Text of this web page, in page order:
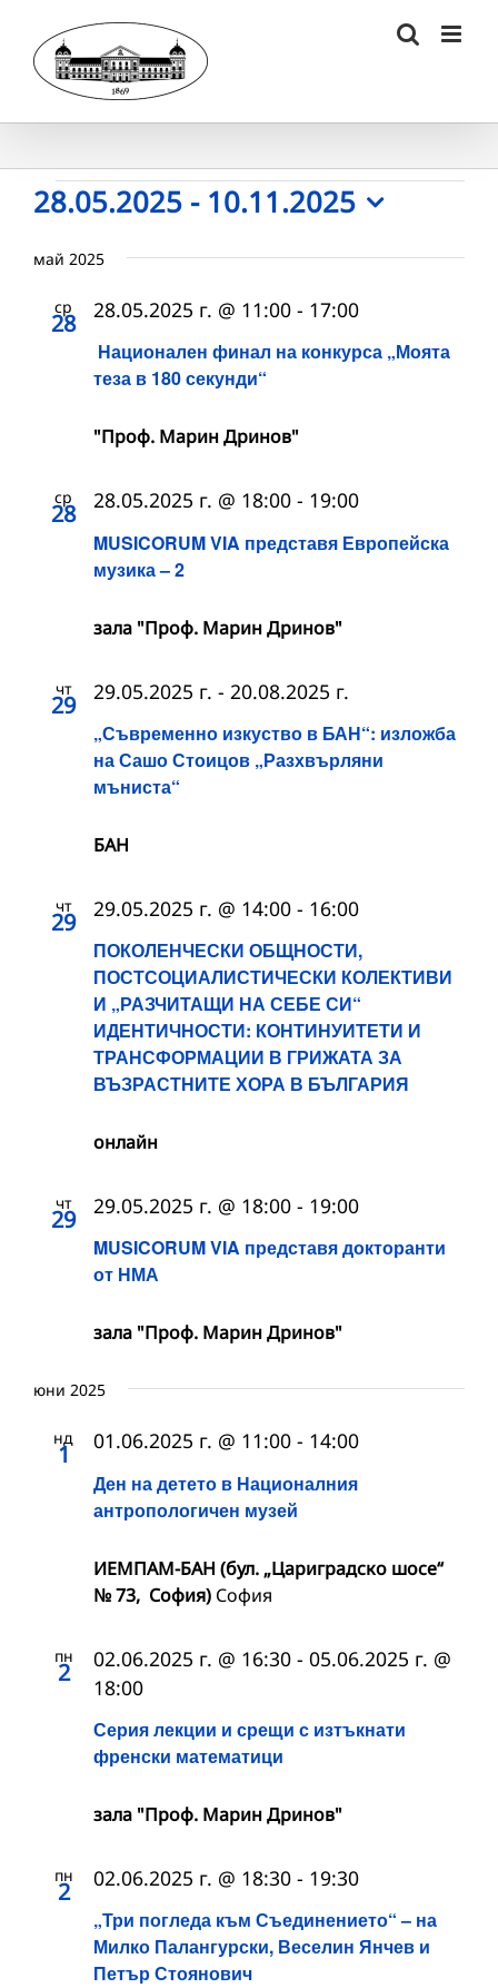
content
Събития
28.05.2025 - 10.11.2025
date.
май 2025
ср
28
Национален финал на конкурса „Моята
теза в 180 секунди“
28.05.2025 г. @ 11:00 - 17:00
"Проф. Марин Дринов"
ср
28
MUSICORUM VIA представя Европейска
музика – 2
28.05.2025 г. @ 18:00 - 19:00
зала "Проф. Марин Дринов"
чт
29
„Съвременно изкуство в БАН“: изложба
на Сашо Стоицов „Разхвърляни
мъниста“
29.05.2025 г. - 20.08.2025 г.
БАН
чт
29
ПОКОЛЕНЧЕСКИ ОБЩНОСТИ,
ПОСТСОЦИАЛИСТИЧЕСКИ КОЛЕКТИВИ
И „РАЗЧИТАЩИ НА СЕБЕ СИ“
ИДЕНТИЧНОСТИ: КОНТИНУИТЕТИ И
ТРАНСФОРМАЦИИ В ГРИЖАТА ЗА
ВЪЗРАСТНИТЕ ХОРА В БЪЛГАРИЯ
29.05.2025 г. @ 14:00 - 16:00
онлайн
чт
29
MUSICORUM VIA представя докторанти
от НМА
29.05.2025 г. @ 18:00 - 19:00
зала "Проф. Марин Дринов"
юни 2025
нд
1
Ден на детето в Националния
антропологичен музей
01.06.2025 г. @ 11:00 - 14:00
ИЕМПАМ-БАН (бул. „Цариградско шосе“
№ 73, София) София
пн
2
Серия лекции и срещи с изтъкнати
френски математици
02.06.2025 г. @ 16:30 - 05.06.2025 г. @
18:00
зала "Проф. Марин Дринов"
пн
2
„Три погледа към Съединението“ – на
Милко Палангурски, Веселин Янчев и
Петър Стоянович
02.06.2025 г. @ 18:30 - 19:30